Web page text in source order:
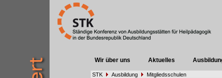
Wir über uns Aktuelles
STK Ausbildung Mitgliedsschulen